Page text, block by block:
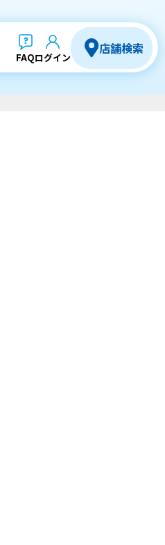
FAQログイン
店舗検索